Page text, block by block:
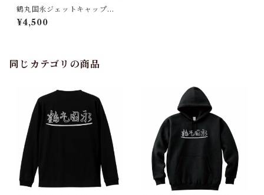
鶴丸国永ジェットキャップ
（刀剣 日本）
¥4,500
同じカテゴリの商品